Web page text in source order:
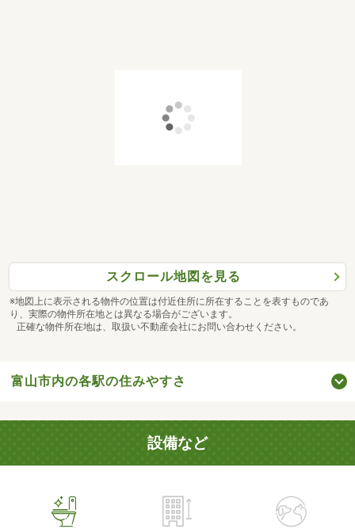
スクロール地図を見る
※地図上に表示される物件の位置は付近住所に所在することを表すものであ
り、実際の物件所在地とは異なる場合がございます。
正確な物件所在地は、取扱い不動産会社にお問い合わせください。
富山市内の各駅の住みやすさ
設備など